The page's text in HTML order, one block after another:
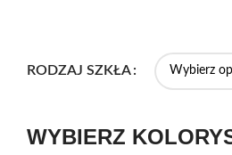
RODZAJ SZKŁA
WYBIERZ